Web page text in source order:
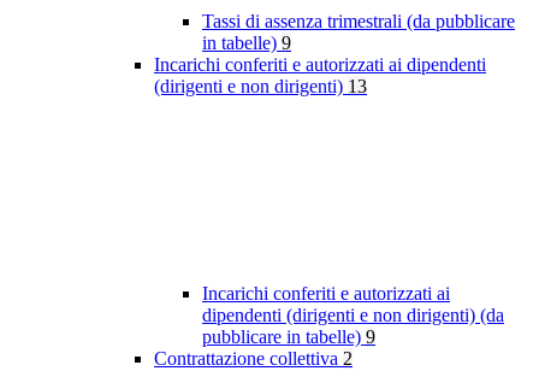
Tassi di assenza trimestrali (da pubblicare
in tabelle) 9
Incarichi conferiti e autorizzati ai dipendenti
(dirigenti e non dirigenti) 13
Incarichi conferiti e autorizzati ai
dipendenti (dirigenti e non dirigenti) (da
pubblicare in tabelle) 9
Contrattazione collettiva 2